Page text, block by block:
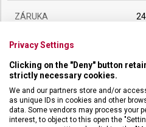
ZÁRUKA
HMOTNOST
DÉLKA ČEPELE
TYP OSTŘÍ
Privacy Settings
Clicking on the "Deny" button
strictly necessary cookies.
We and our partners store and/or
as unique IDs in cookies and other
data. Some vendors may process your
interest, to object to this open the